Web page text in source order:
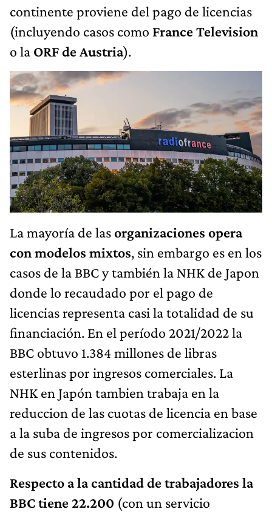
continente proviene del pago de licencias
(incluyendo casos como France Television
o la ORF de Austria).
La mayoría de lasorganizaciones opera
con modelos mixtos, sin embargo es en los
casos de la BBC y también la NHK de Japon
donde lo recaudado por el pago de
licencias representa casi la totalidad de su
financiación. En el período 2021/2022 la
BBC obtuvo 1.384 millones de libras
esterlinas por ingresos comerciales. La
NHK en Japón tambien trabaja en la
reduccion de las cuotas de licencia en base
a la suba de ingresos por comercializacion
de sus contenidos.
Respecto a la cantidad de trabajadores la
BBC tiene 22.200 (con un servicio